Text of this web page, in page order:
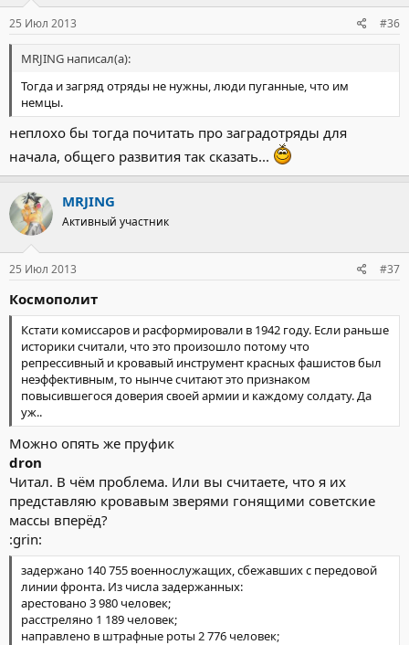
25 Июл 2013 #36
MRJING написал(а):
Тогда и загряд отряды не нужны, люди пуганные, что им
немцы.
неплохо бы тогда почитать про заградотряды для
начала, общего развития так сказать...
MRJING
Активный участник
25 Июл 2013 #37
Космополит
Кстати комиссаров и расформировали в 1942 году. Если раньше
историки считали, что это произошло потому что
репрессивный и кровавый инструмент красных фашистов был
неэффективным, то нынче считают это признаком
повысившегося доверия своей армии и каждому солдату. Да
уж..
Можно опять же пруфик
dron
Читал. В чём проблема. Или вы считаете, что я их
представляю кровавым зверями гонящими советские
массы вперёд?
:grin:
задержано 140 755 военнослужащих, сбежавших с передовой
линии фронта. Из числа задержанных:
арестовано 3 980 человек;
расстреляно 1 189 человек;
направлено в штрафные роты 2 776 человек;